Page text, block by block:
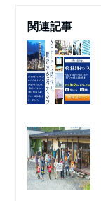
関連記事